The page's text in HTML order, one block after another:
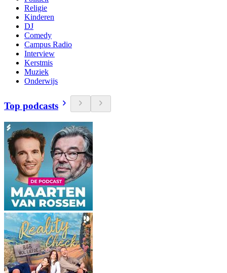
Religie
Kinderen
DJ
Comedy
Campus Radio
Interview
Kerstmis
Muziek
Onderwijs
Top podcasts